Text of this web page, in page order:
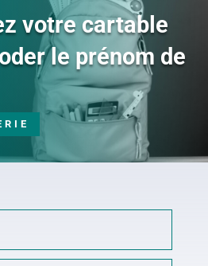
votre cartable
le prénom de